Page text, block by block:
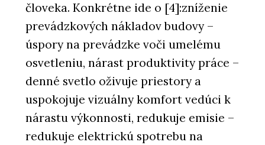
človeka. Konkrétne ide o [4]:zníženie
prevádzkových nákladov budovy –
úspory na prevádzke voči umelému
osvetleniu, nárast produktivity práce –
denné svetlo oživuje priestory a
uspokojuje vizuálny komfort vedúci k
nárastu výkonnosti, redukuje emisie –
redukuje elektrickú spotrebu na